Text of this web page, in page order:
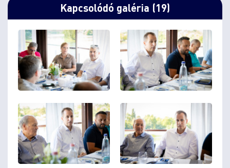
Kapcsolódó galéria (19)